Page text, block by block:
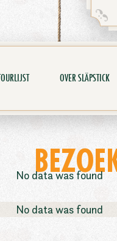
TOURLIJST OVER SLÄPSTICK
No data was found
No data was found